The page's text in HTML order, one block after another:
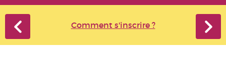
Comment s'inscrire ?